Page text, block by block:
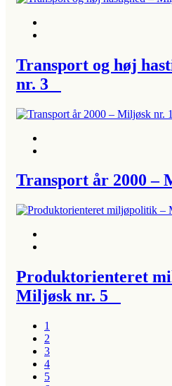
Transport og høj
nr. 3
Transport år 2000 –
Produktorienteret
Miljøsk nr. 5
1
2
3
4
5